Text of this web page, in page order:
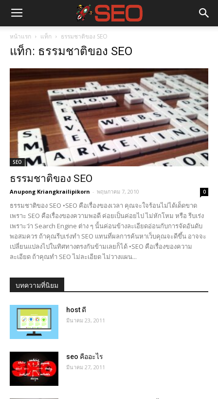
หน้าแรก แท็ก ธรรมชาติของ SEO
แท็ก: ธรรมชาติของ SEO
SEO
ธรรมชาติของ SEO
Anupong Kriangkrailipikorn - พฤษภาคม 7, 2010 0
ธรรมชาติของ SEO •SEO คือเรื่องของเวลา คุณจะใจร้อนไม่ได้เด็ดขาด
เพราะ SEO คือเรื่องของความพอดี ค่อยเป็นค่อยไป ไม่หักโหม หรือ รีบเร่ง
เพราะว่า Search Engine ต่าง ๆ นั้นค่อนข้างละเอียดอ่อนกับการจัดอันดับ
พอสมควร ถ้าคุณรีบเร่งทำ SEO แทนที่ผลการค้นหาเว็บคุณจะดีขึ้น อาจจะ
เปลี่ยนแปลงไปในทิศทางตรงกันข้ามเลยก็ได้ •SEO คือเรื่องของความ
ละเอียด ถ้าคุณทำ SEO ไม่ละเอียด ไม่วางแผน...
บทความที่นิยม
host ดี
มีนาคม 23, 2011
seo คืออะไร
มีนาคม 27, 2011